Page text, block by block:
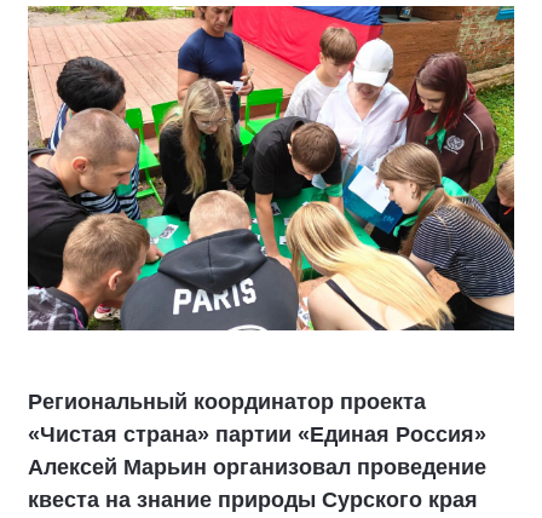
Региональный координатор проекта
«Чистая страна» партии «Единая Россия»
Алексей Марьин организовал проведение
квеста на знание природы Сурского края